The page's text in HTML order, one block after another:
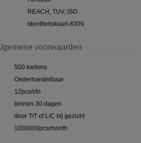
REACH, TUV, ISO
Identiteitskaart-8309
voorwaarden
500 kartons
Onderhandelbaar
12pcs/ctn
binnen 30 dagen
door T/T of L/C bij gezicht
1000000pcs/month